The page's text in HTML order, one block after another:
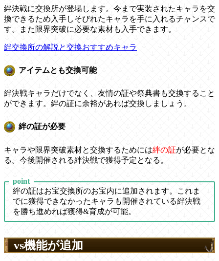
絆決戦に交換所が登場します。今まで実装されたキャラを交
換できるため入手しそびれたキャラを手に入れるチャンスで
す。また限界突破に必要な素材も入手できます。
絆交換所の解説と交換おすすめキャラ
アイテムとも交換可能
絆決戦キャラだけでなく、友情の証や祭典書も交換すること
ができます。絆の証に余裕があれば交換しましょう。
絆の証が必要
キャラや限界突破素材と交換するためには絆の証が必要とな
る。今後開催される絆決戦で獲得予定となる。
point
絆の証はお宝交換所のお宝内に追加されます。これま
でに獲得できなかったキャラも開催されている絆決戦
を勝ち進めれば獲得&育成が可能。
vs機能が追加